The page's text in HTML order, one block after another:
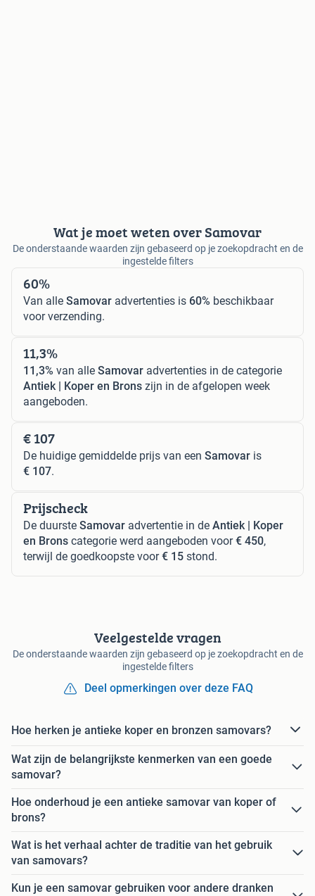
Wat je moet weten over Samovar
De onderstaande waarden zijn gebaseerd op je zoekopdracht en de
ingestelde filters
60%
Van alle Samovar advertenties is 60% beschikbaar
voor verzending.
11,3%
11,3% van alle Samovar advertenties in de categorie
Antiek | Koper en Brons zijn in de afgelopen week
aangeboden.
€ 107
De huidige gemiddelde prijs van een Samovar is
€ 107.
Prijscheck
De duurste Samovar advertentie in de Antiek | Koper
en Brons categorie werd aangeboden voor€ 450,
terwijl de goedkoopste voor€ 15 stond.
Veelgestelde vragen
De onderstaande waarden zijn gebaseerd op je zoekopdracht en de
ingestelde filters
Deel opmerkingen over deze FAQ
Hoe herken je antieke koper en bronzen samovars?
Wat zijn de belangrijkste kenmerken van een goede
samovar?
Hoe onderhoud je een antieke samovar van koper of
brons?
Wat is het verhaal achter de traditie van het gebruik
van samovars?
Kun je een samovar gebruiken voor andere dranken